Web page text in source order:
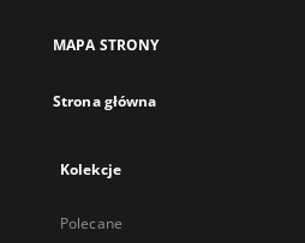
MAPA STRONY
Strona główna
Kolekcje
Polecane